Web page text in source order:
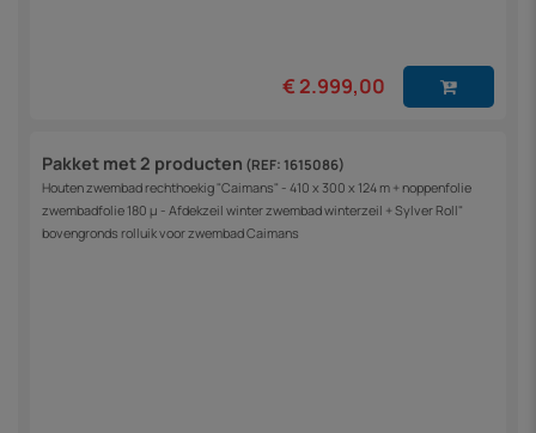
€ 2.999,00
Pakket met 2 producten (REF: 1615086)
Houten zwembad rechthoekig "Caimans" - 410 x 300 x 124 m + noppenfolie
zwembadfolie 180 µ - Afdekzeil winter zwembad winterzeil + Sylver Roll"
bovengronds rolluik voor zwembad Caimans